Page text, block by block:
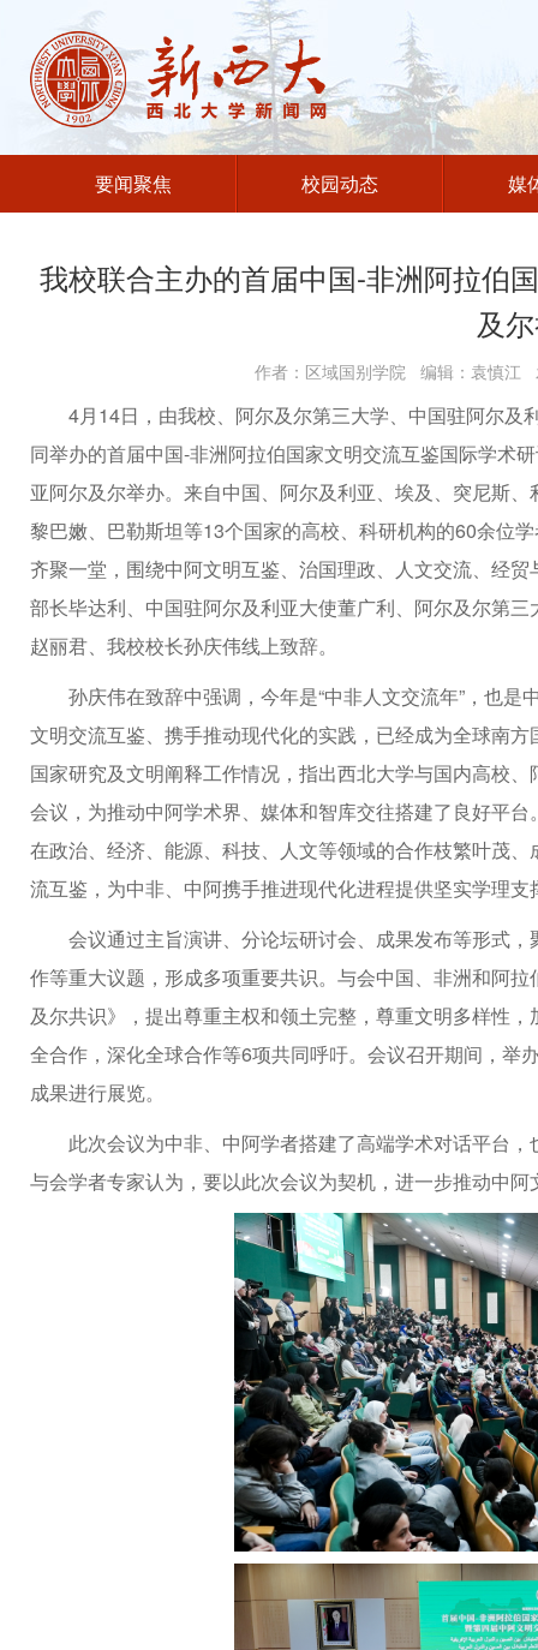
要闻聚焦 校园动态 媒
我校联合主办的首届中国-非洲阿拉伯
及
作者：区域国别学院 编辑：袁慎
4月14日，由我校、阿尔及尔第三大学、中国驻阿尔
同举办的首届中国-非洲阿拉伯国家文明交流互鉴国际学术
亚阿尔及尔举办。来自中国、阿尔及利亚、埃及、突尼斯
黎巴嫩、巴勒斯坦等13个国家的高校、科研机构的60余位
齐聚一堂，围绕中阿文明互鉴、治国理政、人文交流、经
部长毕达利、中国驻阿尔及利亚大使董广利、阿尔及尔第
赵丽君、我校校长孙庆伟线上致辞。
孙庆伟在致辞中强调，今年是“中非人文交流年”，也
文明交流互鉴、携手推动现代化的实践，已经成为全球南
国家研究及文明阐释工作情况，指出西北大学与国内高校
会议，为推动中阿学术界、媒体和智库交往搭建了良好平
在政治、经济、能源、科技、人文等领域的合作枝繁叶茂
流互鉴，为中非、中阿携手推进现代化进程提供坚实学理支
会议通过主旨演讲、分论坛研讨会、成果发布等形式
作等重大议题，形成多项重要共识。与会中国、非洲和阿
及尔共识》，提出尊重主权和领土完整，尊重文明多样性
全合作，深化全球合作等6项共同呼吁。会议召开期间，举
成果进行展览。
此次会议为中非、中阿学者搭建了高端学术对话平台
与会学者专家认为，要以此次会议为契机，进一步推动中